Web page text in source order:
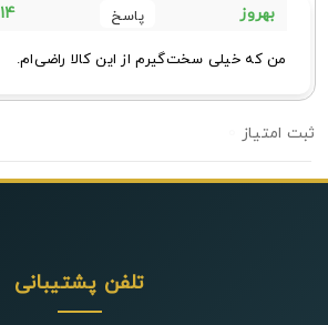
بهروز 03
من که خیلی سخت‌گیرم از این کالا راضی‌ام.
تلفن پشتیبانی